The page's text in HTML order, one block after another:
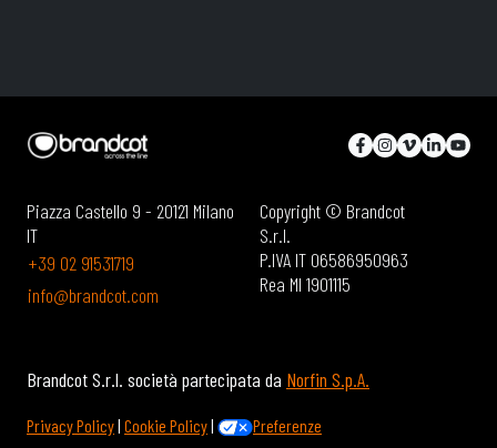
Piazza Castello 9 - 20121 Milano
IT
+39 02 91531719
info@brandcot.com
Copyright © Brandcot
S.r.l.
P.IVA IT 06586950963
Rea MI 1901115
Brandcot S.r.l. società partecipata da Norfin S.p.A.
Privacy Policy| Cookie Policy| Preferenze